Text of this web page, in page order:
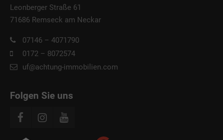
Leonberger Straße 61
71686 Remseck am Neckar
07146 – 4071790
0172 – 8072574
uf@achtung-immobilien.com
Folgen Sie uns